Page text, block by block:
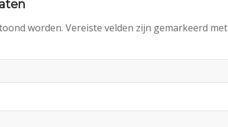
worden. Vereiste velden zijn gemarkeerd met